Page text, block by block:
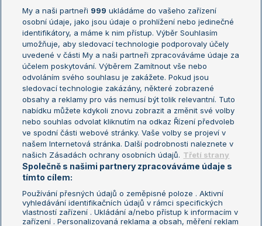
Žebříček ATP (muži)
Žebříček WTA (ženy)
Sázkařský žebříček
Australian Open
French Open
Wimbledon
US Open
Turnaj mistrů
Turnaj mistryň
Aktualní trendy
Fotbalové přestupy
Livesport Daily
LS Prague Open
Podmínky užití
Nastavení soukromí
My a naši partneři 999 ukládáme do vašeho zařízení
osobní údaje, jako jsou údaje o prohlížení nebo jedinečné
identifikátory, a máme k nim přístup. Výběr Souhlasím
umožňuje, aby sledovací technologie podporovaly účely
uvedené v části My a naši partneři zpracováváme údaje za
účelem poskytování. Výběrem Zamítnout vše nebo
odvoláním svého souhlasu je zakážete. Pokud jsou
sledovací technologie zakázány, některé zobrazené
obsahy a reklamy pro vás nemusí být tolik relevantní. Tuto
nabídku můžete kdykoli znovu zobrazit a změnit své volby
nebo souhlas odvolat kliknutím na odkaz Řízení předvoleb
ve spodní části webové stránky. Vaše volby se projeví v
našem Internetová stránka. Další podrobnosti naleznete v
našich Zásadách ochrany osobních údajů. Třetí strany
Společně s našimi partnery zpracováváme údaje s
tímto cílem:
Používání přesných údajů o zeměpisné poloze . Aktivní
vyhledávání identifikačních údajů v rámci specifických
vlastností zařízení . Ukládání a/nebo přístup k informacím v
zařízení . Personalizovaná reklama a obsah, měření reklam